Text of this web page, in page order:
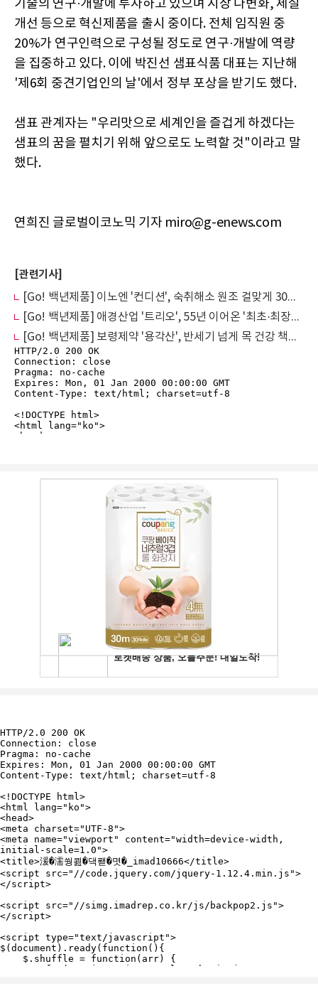
기술의 연구·개발에 투자하고 있으며 시장 다변화, 체질
개선 등으로 혁신제품을 출시 중이다. 전체 임직원 중
20%가 연구인력으로 구성될 정도로 연구·개발에 역량
을 집중하고 있다. 이에 박진선 샘표식품 대표는 지난해
'제6회 중견기업인의 날'에서 정부 포상을 받기도 했다.
샘표 관계자는 "우리맛으로 세계인을 즐겁게 하겠다는
샘표의 꿈을 펼치기 위해 앞으로도 노력할 것"이라고 말
했다.
연희진 글로벌이코노믹 기자 miro@g-enews.com
[관련기사]
[Go! 백년제품] 이노엔 '컨디션', 숙취해소 원조 걸맞게 30년 내내 매출 1위
[Go! 백년제품] 애경산업 '트리오', 55년 이어온 '최초·최장수' 주방세제 브랜드
[Go! 백년제품] 보령제약 '용각산', 반세기 넘게 목 건강 책임 ‘효자 약품’